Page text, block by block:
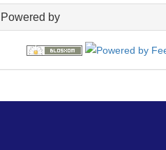
電子書籍
Powered by